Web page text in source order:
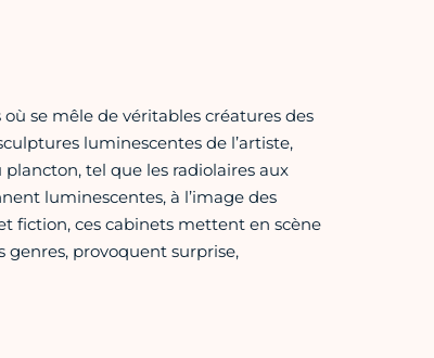
se mêle de véritables créatures des
luminescentes de l’artiste,
tel que les radiolaires aux
luminescentes, à l’image des
fiction, ces cabinets mettent en scène
genres, provoquent surprise,